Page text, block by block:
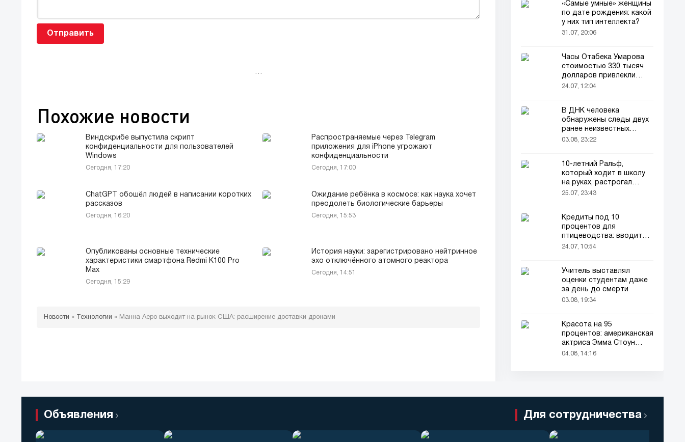
Отправить
…
Похожие новости
Виндскрибе выпустила скрипт
конфиденциальности для пользователей
Windows
Сегодня, 17:20
Распространяемые через Telegram
приложения для iPhone угрожают
конфиденциальности
Сегодня, 17:00
ChatGPT обошёл людей в написании коротких
рассказов
Сегодня, 16:20
Ожидание ребёнка в космосе: как наука хочет
преодолеть биологические барьеры
Сегодня, 15:53
Опубликованы основные технические
характеристики смартфона Redmi К100 Pro
Max
Сегодня, 15:29
История науки: зарегистрировано нейтринное
эхо отключённого атомного реактора
Сегодня, 14:51
Новости » Технологии » Манна Аеро выходит на рынок США: расширение доставки дронами
«Самые умные» женщины
по дате рождения: какой
у них тип интеллекта?
31.07, 20:06
Часы Отабека Умарова
стоимостью 330 тысяч
долларов привлекли
всеобщее внимание в
24.07, 12:04
В ДНК человека
обнаружены следы двух
ранее неизвестных
предков
03.08, 23:22
10-летний Ральф,
который ходит в школу
на руках, растрогал
пользователей соцсетей
25.07, 23:43
Кредиты под 10
процентов для
птицеводства: вводится
новый порядок
24.07, 10:54
Учитель выставлял
оценки студентам даже
за день до смерти
03.08, 19:34
Красота на 95
процентов: американская
актриса Эмма Стоун
признана самой красивой
04.08, 14:16
Объявления Для сотрудничества